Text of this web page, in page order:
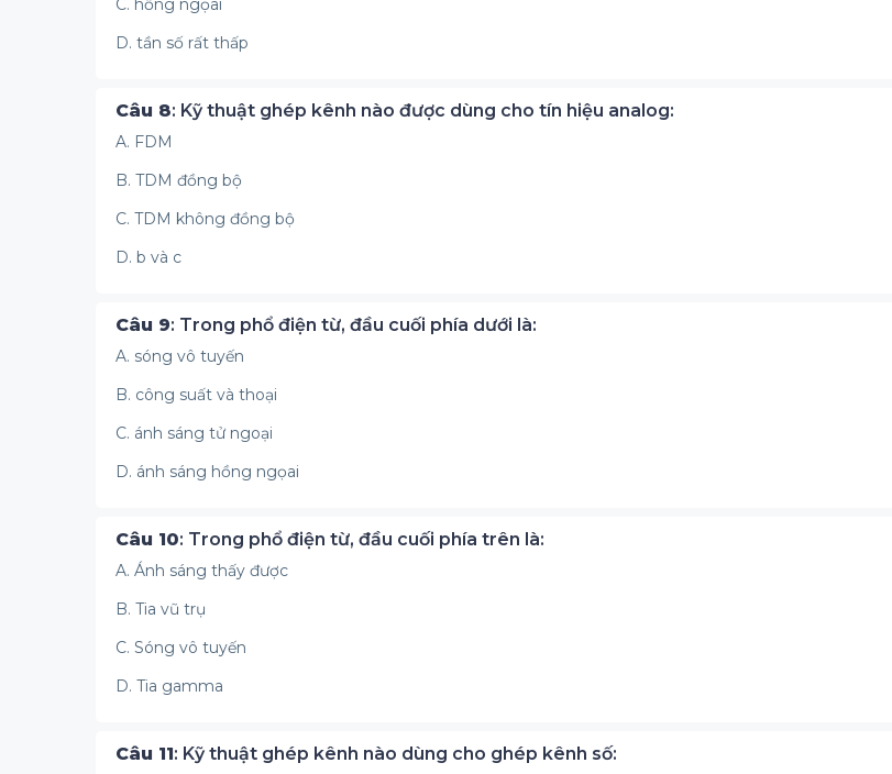
C. hồng ngọai
D. tần số rất thấp
Câu 8: Kỹ thuật ghép kênh nào được dùng cho tín hiệu analog:
A. FDM
B. TDM đồng bộ
C. TDM không đồng bộ
D. b và c
Câu 9: Trong phổ điện từ, đầu cuối phía dưới là:
A. sóng vô tuyến
B. công suất và thoại
C. ánh sáng tử ngoại
D. ánh sáng hồng ngọai
Câu 10: Trong phổ điện từ, đầu cuối phía trên là:
A. Ánh sáng thấy được
B. Tia vũ trụ
C. Sóng vô tuyến
D. Tia gamma
Câu 11: Kỹ thuật ghép kênh nào dùng cho ghép kênh số: